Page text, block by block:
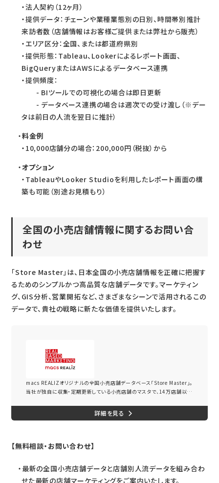
・法人契約（12ヶ月）
・提供データ：チェーンや業種業態別の日別、時間帯別推計
来訪者数（店舗情報はお客様ご提供または弊社から販売）
・エリア区分：全国、または都道府県別
・提供形態：Tableau、Lookerによるレポート画面、
BigQueryまたはAWSによるデータベース連携
・提供頻度：
- BIツールでの可視化の場合は即日更新
- データベース連携の場合は週次での受け渡し（※デー
タは前日の人流を翌日に推計）
料金例
・10,000店舗分の場合：200,000円（税抜）から
オプション
・TableauやLooker Studioを利用したレポート画面の構
築も可能（別途お見積もり）
全国の小売店舗情報に関するお問い合
わせ
「Store Master」は、日本全国の小売店舗情報を正確に把握す
るためのシンプルかつ高品質な店舗データです。マーケティン
グ、GIS分析、営業開拓など、さまざまなシーンで活用されるこの
データで、貴社の戦略に新たな価値を提供いたします。
macs REALIZオリジナルの全国小売店舗データベース「Store Master」。
当社が独自に収集・定期更新している小売店舗のマスタで、14万店舗以上
【無料相談・お問い合わせ】
最新の全国小売店舗データと店舗別人流データを組み合わ
せた最新の店舗マーケティングをご案内いたします。